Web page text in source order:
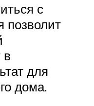
с
позволит
в
для
дома.